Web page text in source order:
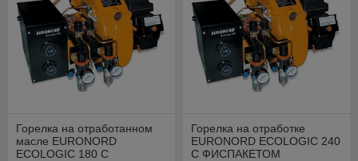
Горелка на отработанном
масле EURONORD
ECOLOGIC 180 С
Горелка на отработке
EURONORD ECOLOGIC 240
С ФИСПАКЕТОМ